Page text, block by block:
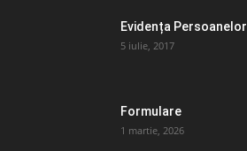
Evidența Persoanelor
5 iulie, 2017
Formulare
1 martie, 2026